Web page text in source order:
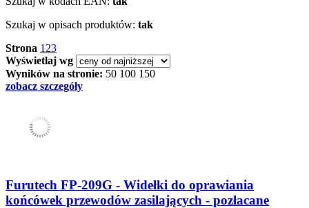
Szukaj w opisach produktów: tak
Strona 1 23
Wyświetlaj wg
Wyników na stronie: 50 100 150
zobacz szczegóły
Furutech FP-209G - Widełki do oprawiania
końcówek przewodów zasilających - pozłacane